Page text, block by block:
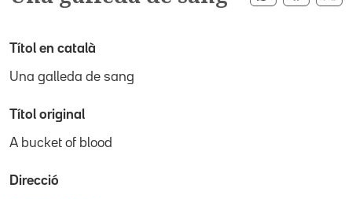
Títol en català
Una galleda de sang
Títol original
A bucket of blood
Direcció